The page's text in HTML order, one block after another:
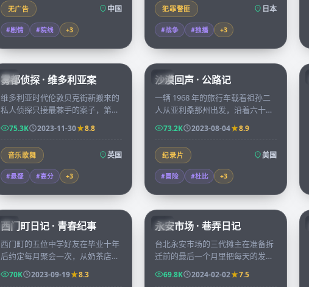
无广告 中国
#剧情 #院线 +3
犯罪警匪 日本
#战争 #独播 +3
CN
68:22
雾都侦探 · 维多利亚案
维多利亚时代伦敦贝克街新搬来的
私人侦探只接最棘手的案子，第一
案就是一具被困在密室中的贵族尸
体，沿途铺出整整一季的迷雾。
75.3K 2023-11-30 8.8
音乐歌舞 英国
#悬疑 #高分 +3
CN
99:40
沙漠回声 · 公路记
一辆 1968 年的旅行车载着祖孙二
人从亚利桑那州出发，沿着六十六
号公路一路开往海岸，沙漠回声里
夹着祖父年轻时的所有遗憾。
73.2K 2023-08-04 8.9
纪录片 美国
#冒险 #杜比 +3
TW
70:38
西门町日记 · 青春纪事
西门町的五位中学好友在毕业十年
后约定每月聚会一次，从奶茶店到
酒馆，他们用十二集时间慢慢交还
彼此当年欠下的一句话。
70K 2023-09-19 8.3
TW
99:47
永安市场 · 巷弄日记
台北永安市场的三代摊主在准备拆
迁前的最后一个月里把每天的发生
写进市场广播，喜怒哀乐都被巷弄
的烟火气一一收纳。
69.8K 2024-02-02 7.5